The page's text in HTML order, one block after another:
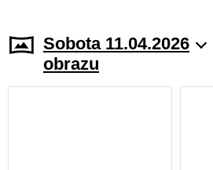
Sobota 11.04.2026
obrazu